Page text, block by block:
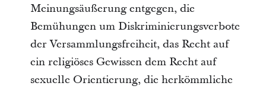
Meinungsäußerung entgegen, die
Bemühungen um Diskriminierungsverbote
der Versammlungsfreiheit, das Recht auf
ein religiöses Gewissen dem Recht auf
sexuelle Orientierung, die herkömmliche